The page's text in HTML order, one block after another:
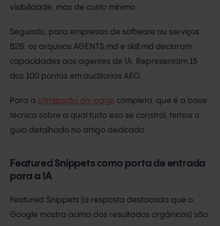
visibilidade, mas de custo mínimo.
Segundo, para empresas de software ou serviços
B2B: os arquivos AGENTS.md e skill.md declaram
capacidades aos agentes de IA. Representam 15
dos 100 pontos em auditorias AEO.
Para a otimização on-page completa, que é a base
técnica sobre a qual tudo isso se constrói, temos o
guia detalhado no artigo dedicado.
Featured Snippets como porta de entrada
para a IA
Featured Snippets (a resposta destacada que o
Google mostra acima dos resultados orgânicos) são